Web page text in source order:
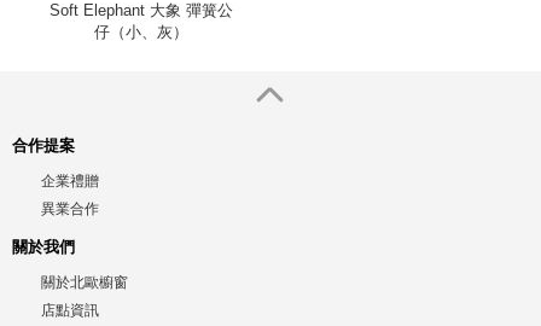
Soft Elephant 大象 彈簧公
仔（小、灰）
合作提案
企業禮贈
異業合作
關於我們
關於北歐櫥窗
店點資訊